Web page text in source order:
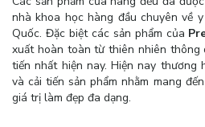
nhà khoa học hàng đầu chuyên về
Quốc. Đặc biệt các sản phẩm của
xuất hoàn toàn từ thiên nhiên thông
tiến nhất hiện nay. Hiện nay thương
và cải tiến sản phẩm nhằm mang
giá trị làm đẹp đa dạng.